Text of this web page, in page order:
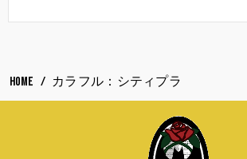
HOME カラフル：シティプラ